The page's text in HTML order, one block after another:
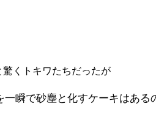
くトキワたちだったが
瞬で砂塵と化すケーキはある